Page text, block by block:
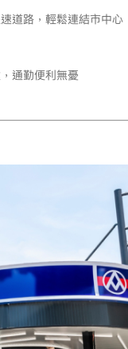
道路，輕鬆連結市中心
通勤便利無憂